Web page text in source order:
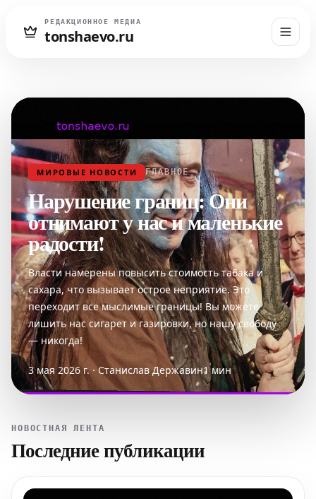
РЕДАКЦИОННОЕ МЕДИА
tonshaevo.ru
МИРОВЫЕ НОВОСТИ ГЛАВНОЕ
Нарушение границ: Они
отнимают у нас и маленькие
радости!
Власти намерены повысить стоимость табака и
сахара, что вызывает острое неприятие. Это
переходит все мыслимые границы! Вы можете
лишить нас сигарет и газировки, но нашу свободу
— никогда!
3 мая 2026 г. · Станислав Державин1 мин
НОВОСТНАЯ ЛЕНТА
Последние публикации